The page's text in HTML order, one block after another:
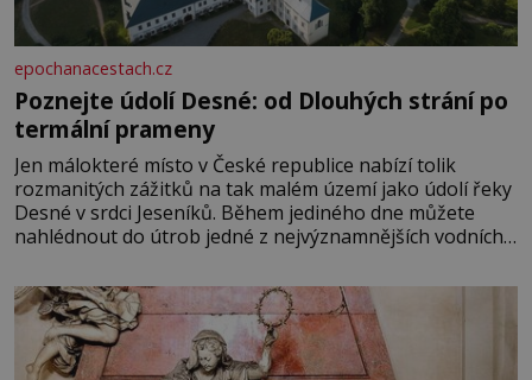
epochanacestach.cz
Poznejte údolí Desné: od Dlouhých strání po
termální prameny
Jen málokteré místo v České republice nabízí tolik
rozmanitých zážitků na tak malém území jako údolí řeky
Desné v srdci Jeseníků. Během jediného dne můžete
nahlédnout do útrob jedné z nejvýznamnějších vodních
se na koloběžce a den zakončit poznáváním památek ve
Velkých Losinách nebo v termálním